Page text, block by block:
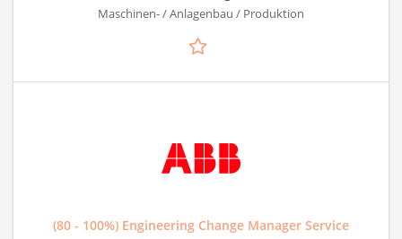
Maschinen- / Anlagenbau / Produktion
(80 - 100%) Engineering Change Manager Service